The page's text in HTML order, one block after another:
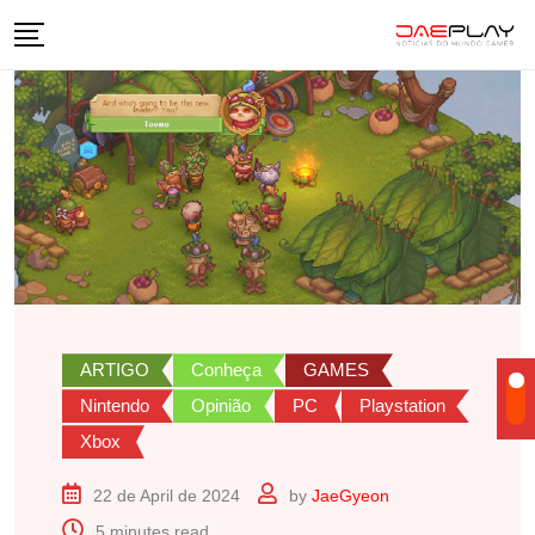
content
ARTIGO Conheça
GAMES
Nintendo
Opinião PC
Playstation
Xbox
22 de April de 2024 by JaeGyeon